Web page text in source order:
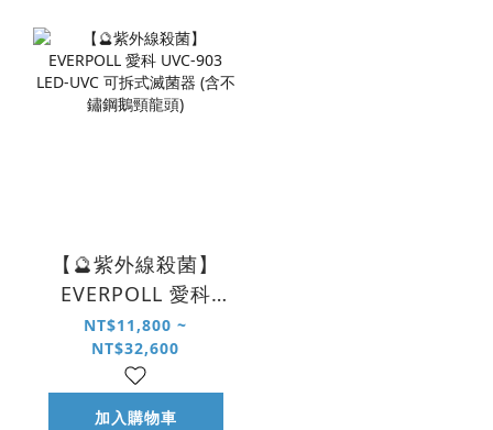
【🔮紫外線殺菌】
EVERPOLL 愛科
UVC-903 LED-UVC
可拆式滅菌器 (含不
鏽鋼鵝頸龍頭)
NT$11,800 ~
NT$32,600
加入購物車